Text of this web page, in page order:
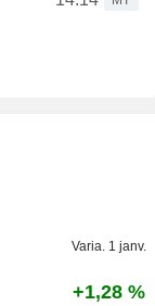
Varia. 1 janv.
+1,28 %